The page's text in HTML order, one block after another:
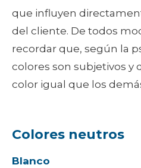
que influyen
del cliente. De todos
recordar que, según la
colores son subjetivos y
color igual que los
Colores neutros
Blanco